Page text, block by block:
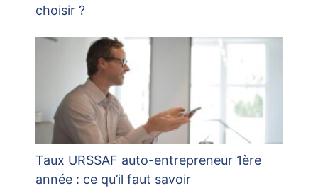
choisir ?
Taux URSSAF auto-entrepreneur 1ère
année : ce qu’il faut savoir